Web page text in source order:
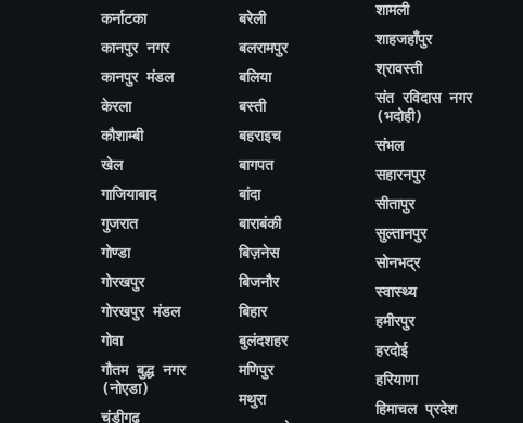
कर्नाटका
कानपुर नगर
कानपुर मंडल
केरला
कौशाम्बी
खेल
गाजियाबाद
गुजरात
गोण्डा
गोरखपुर
गोरखपुर मंडल
गोवा
गौतम बुद्ध नगर
(नोएडा)
चंडीगढ़
बरेली
बलरामपुर
बलिया
बस्ती
बहराइच
बागपत
बांदा
बाराबंकी
बिज़नेस
बिजनौर
बिहार
बुलंदशहर
मणिपुर
मथुरा
शामली
शाहजहाँपुर
श्रावस्ती
संत रविदास नगर
(भदोही)
संभल
सहारनपुर
सीतापुर
सुल्तानपुर
सोनभद्र
स्वास्थ्य
हमीरपुर
हरदोई
हरियाणा
हिमाचल प्रदेश